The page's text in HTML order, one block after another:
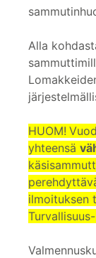
Alla
HUOM!
yhteensä
ilmoituksen